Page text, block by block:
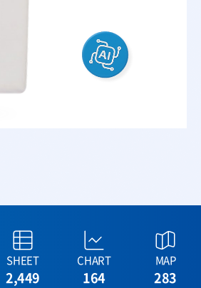
SHEET
2,449
CHART
164
MAP
283